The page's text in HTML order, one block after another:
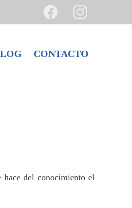
CONTACTO
hace del conocimiento el